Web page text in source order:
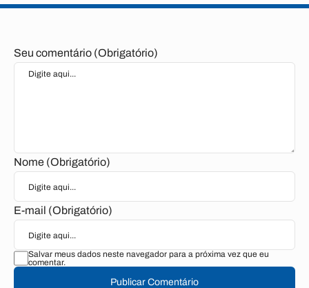
Seu comentário (Obrigatório)
Nome (Obrigatório)
E-mail (Obrigatório)
Salvar meus dados neste navegador para a próxima vez que eu
comentar.
Publicar Comentário